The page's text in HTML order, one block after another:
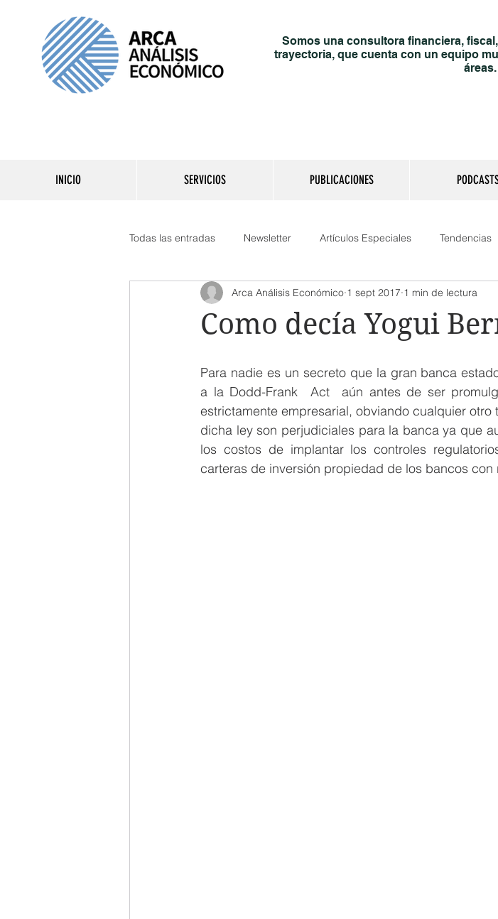
Somos una consultora financiera,
trayectoria, que cuenta con un equipo
áreas.
INICIO SERVICIOS PUBLICACIONES
Todas las entradas Newsletter Artículos Especiales Tendencias
Reporte del día
Como decía Yogui
Arca Análisis Económico 1 sept 2017 1 min de lectura
Para nadie es un secreto que la gran banca
a la Dodd-Frank  Act  aún antes de ser
estrictamente empresarial, obviando cualquier
dicha ley son perjudiciales para la banca ya que
los costos de implantar los controles
carteras de inversión propiedad de los bancos